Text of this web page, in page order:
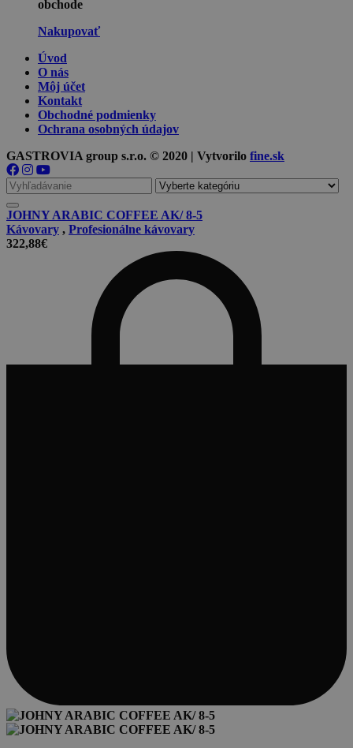
obchode
Nakupovať
Úvod
O nás
Môj účet
Kontakt
Obchodné podmienky
Ochrana osobných údajov
GASTROVIA group s.r.o. © 2020 | Vytvorilo fine.sk
Vyhľadávanie
pre
JOHNY ARABIC COFFEE AK/ 8-5
Kávovary , Profesionálne kávovary
322,88€